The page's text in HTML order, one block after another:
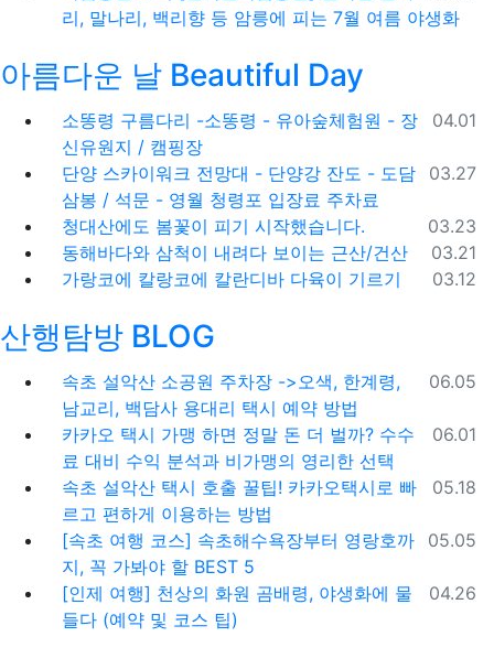
리, 말나리, 백리향 등 암릉에 피는 7월 여름 야생화
아름다운 날 Beautiful Day
등록일
04.01
소똥령 구름다리 -소똥령 - 유아숲체험원 - 장
신유원지 / 캠핑장
등록일
03.27
단양 스카이워크 전망대 - 단양강 잔도 - 도담
삼봉 / 석문 - 영월 청령포 입장료 주차료
등록일
03.23
청대산에도 봄꽃이 피기 시작했습니다.
등록일
03.21
동해바다와 삼척이 내려다 보이는 근산/건산
등록일
03.12
가랑코에 칼랑코에 칼란디바 다육이 기르기
산행탐방 BLOG
등록일
06.05
속초 설악산 소공원 주차장 ->오색, 한계령,
남교리, 백담사 용대리 택시 예약 방법
등록일
06.01
카카오 택시 가맹 하면 정말 돈 더 벌까? 수수
료 대비 수익 분석과 비가맹의 영리한 선택
등록일
05.18
속초 설악산 택시 호출 꿀팁! 카카오택시로 빠
르고 편하게 이용하는 방법
등록일
05.05
[속초 여행 코스] 속초해수욕장부터 영랑호까
지, 꼭 가봐야 할 BEST 5
등록일
04.26
[인제 여행] 천상의 화원 곰배령, 야생화에 물
들다 (예약 및 코스 팁)